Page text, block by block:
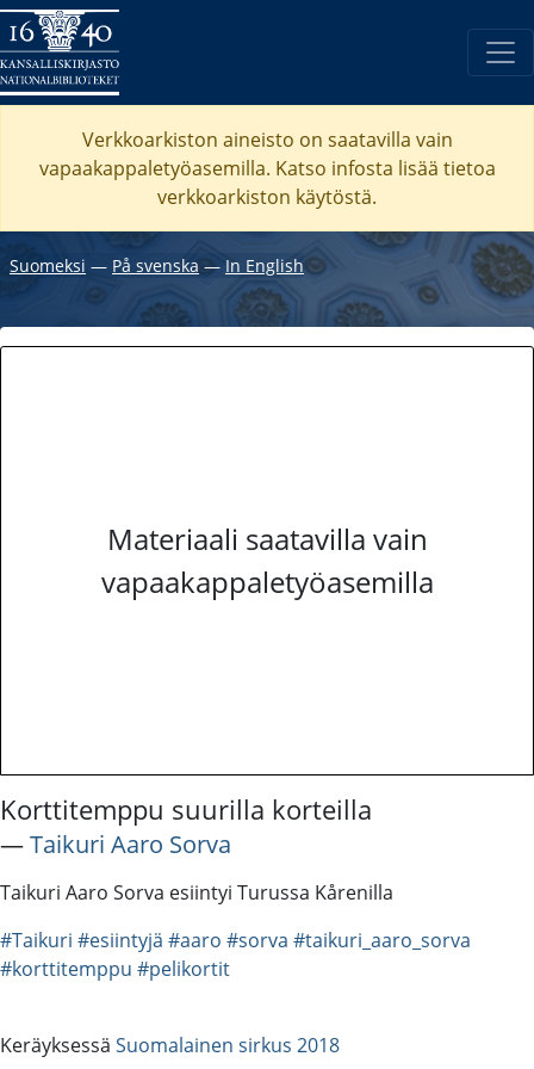
Verkkoarkiston aineisto on saatavilla vain
vapaakappaletyöasemilla. Katso infosta lisää tietoa
verkkoarkiston käytöstä.
Suomeksi ― På svenska ― In English
Materiaali saatavilla vain
vapaakappaletyöasemilla
Korttitemppu suurilla korteilla
―Taikuri Aaro Sorva
Taikuri Aaro Sorva esiintyi Turussa Kårenilla
#Taikuri #esiintyjä #aaro #sorva #taikuri_aaro_sorva
#korttitemppu #pelikortit
Keräyksessä Suomalainen sirkus 2018